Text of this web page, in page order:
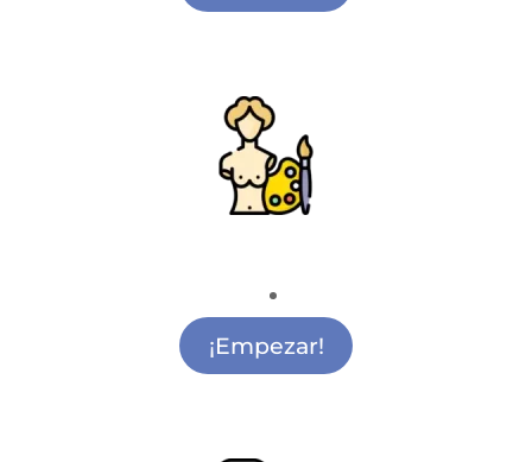
Actividades de Pintura Infantil Ciudad Lineal
¡Empezar!